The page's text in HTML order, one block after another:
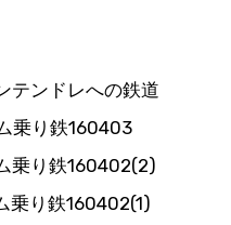
テンドレへの鉄道
乗り鉄160403
乗り鉄160402(2)
乗り鉄160402(1)